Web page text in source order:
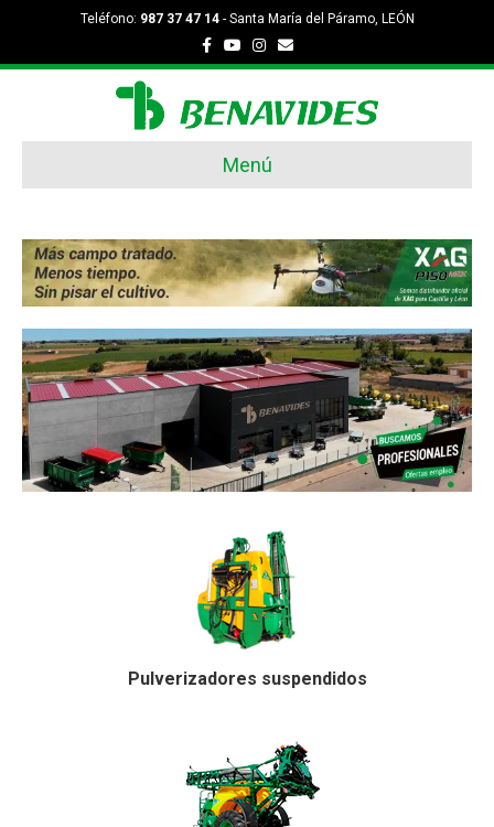
Teléfono: 987 37 47 14- Santa María del Páramo, LEÓN
FacebookYoutubeInstagram
Email
Menú
Pulverizadores suspendidos